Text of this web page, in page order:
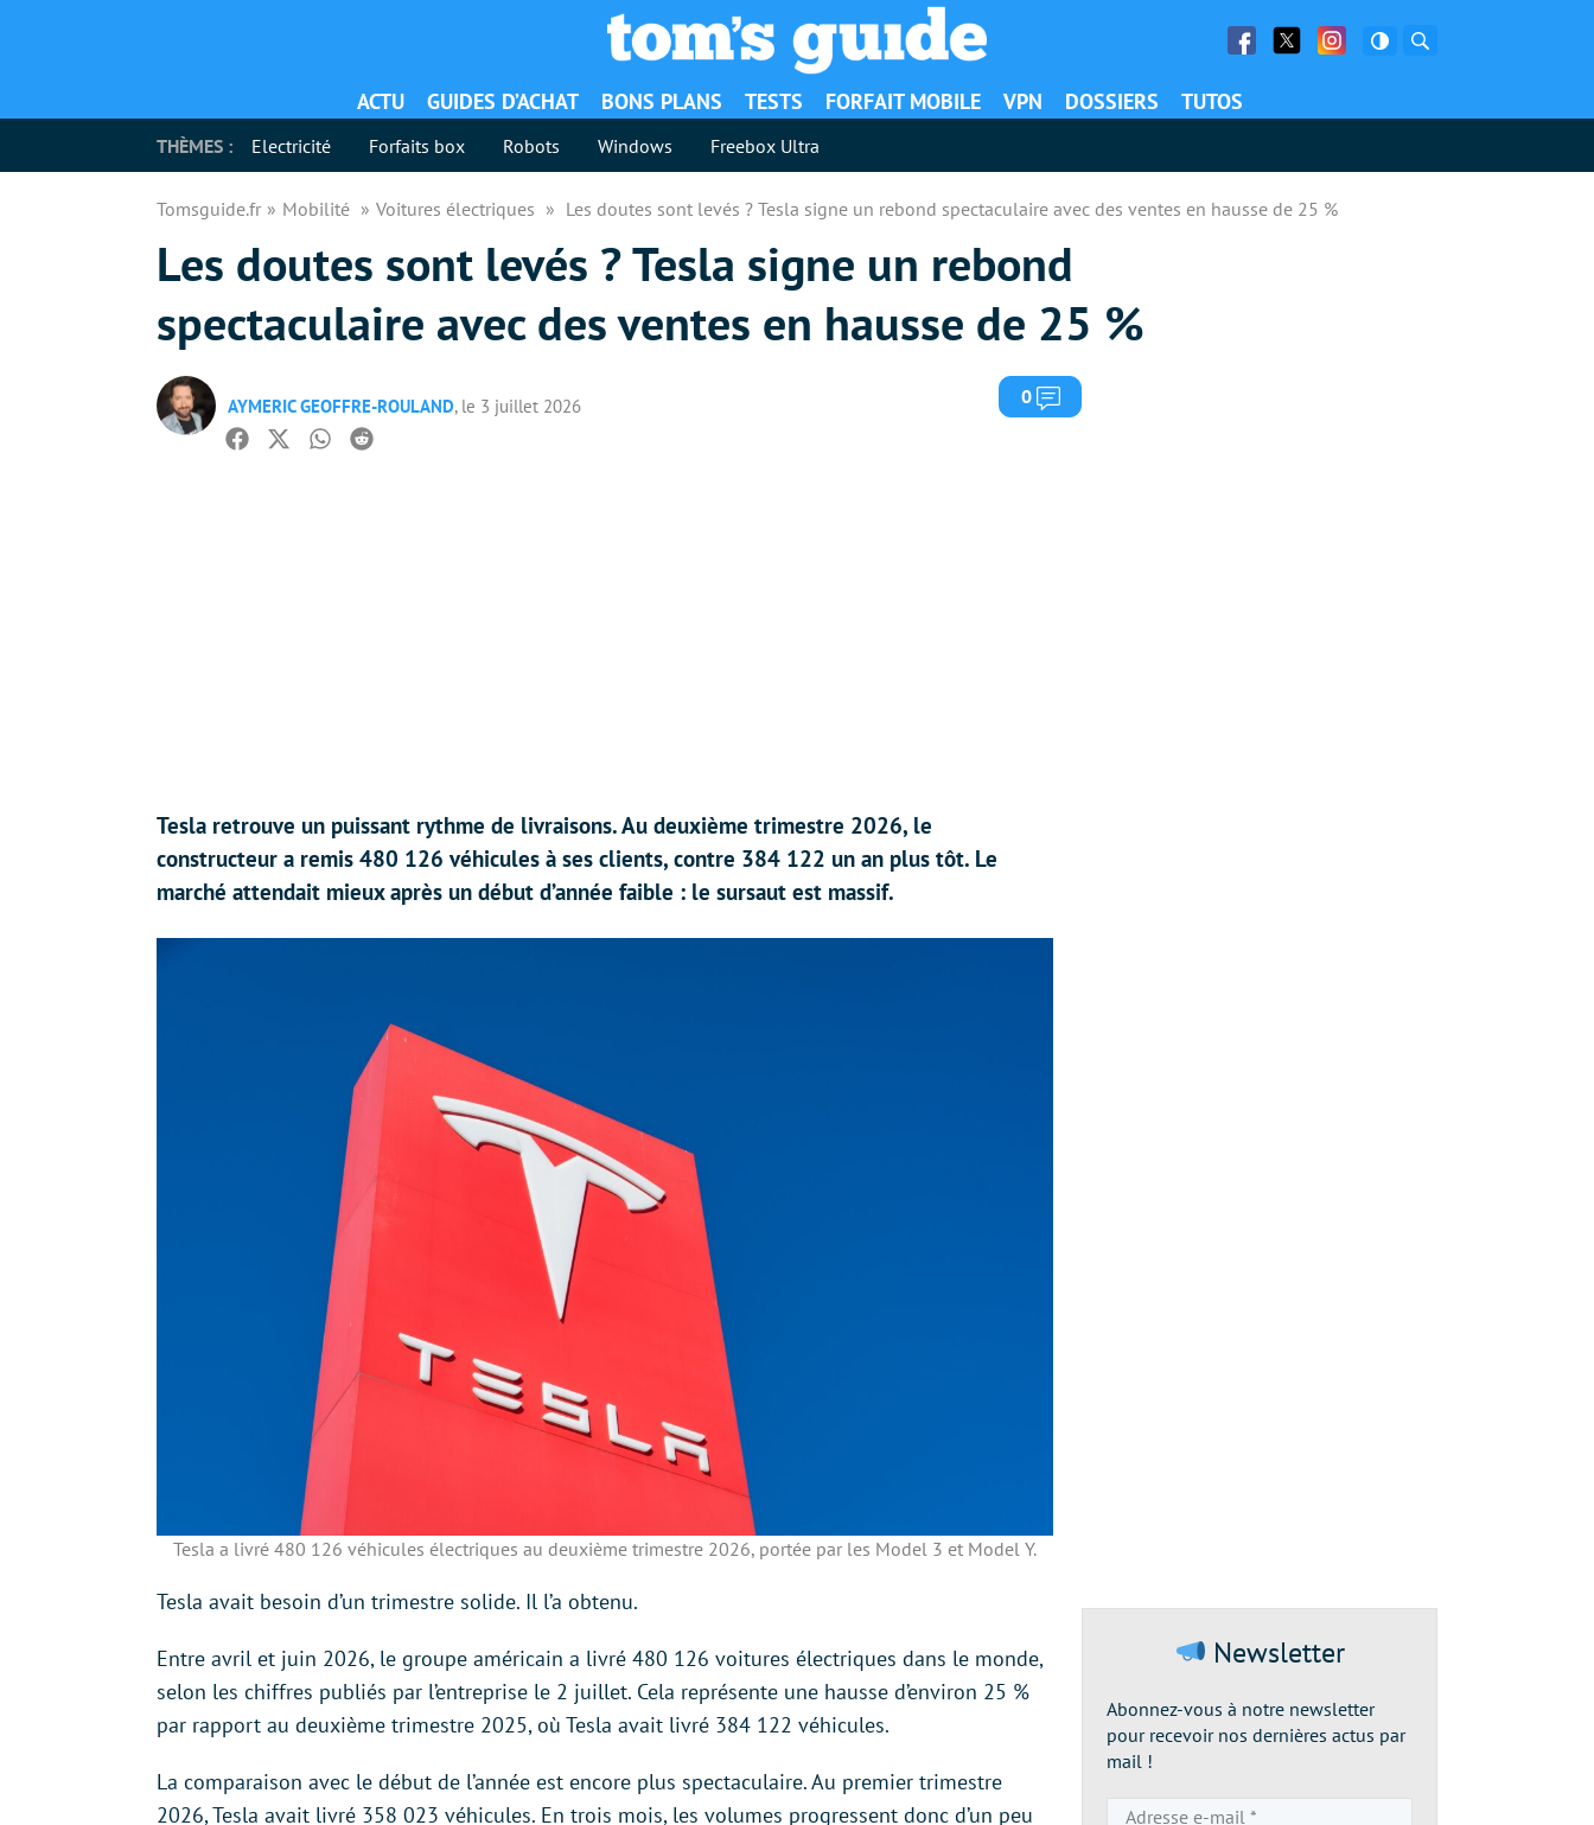
Facebook
Twitter Facebook
ACTU GUIDES D’ACHAT BONS PLANS TESTS FORFAIT MOBILE VPN DOSSIERS TUTOS
THÈMES : Electricité Forfaits box Robots Windows Freebox Ultra
Tomsguide.fr Mobilité Voitures électriques Les doutes sont levés ? Tesla signe un rebond spectaculaire avec des ventes en hausse de 25 %
Les doutes sont levés ? Tesla signe un rebond
spectaculaire avec des ventes en hausse de 25 %
AYMERIC GEOFFRE-ROULAND, le 3 juillet 2026 0 Commentaires
Facebook
TwitterWhatsapp
Reddit
Tesla retrouve un puissant rythme de livraisons. Au deuxième trimestre 2026, le
constructeur a remis 480 126 véhicules à ses clients, contre 384 122 un an plus tôt. Le
marché attendait mieux après un début d’année faible : le sursaut est massif.
Tesla a livré 480 126 véhicules électriques au deuxième trimestre 2026, portée par les Model 3 et Model Y.
Tesla avait besoin d’un trimestre solide. Il l’a obtenu.
Entre avril et juin 2026, le groupe américain a livré 480 126 voitures électriques dans le monde,
selon les chiffres publiés par l’entreprise le 2 juillet. Cela représente une hausse d’environ 25 %
par rapport au deuxième trimestre 2025, où Tesla avait livré 384 122 véhicules.
La comparaison avec le début de l’année est encore plus spectaculaire. Au premier trimestre
2026, Tesla avait livré 358 023 véhicules. En trois mois, les volumes progressent donc d’un peu
Newsletter
Abonnez-vous à notre newsletter
pour recevoir nos dernières actus par
mail !